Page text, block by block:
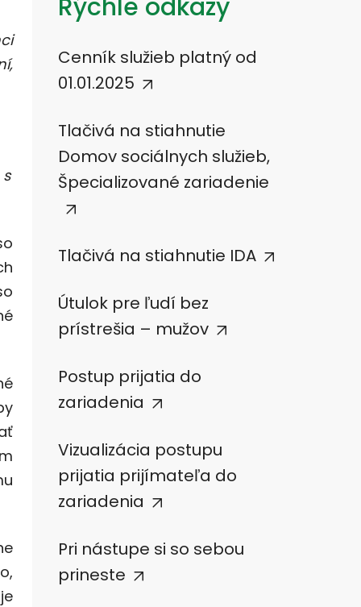
Rýchle odkazy
Cenník služieb platný od
01.01.2025
Tlačivá na stiahnutie
Domov sociálnych služieb,
Špecializované zariadenie
Tlačivá na stiahnutie IDA
Útulok pre ľudí bez
prístrešia – mužov
Postup prijatia do
zariadenia
Vizualizácia postupu
prijatia prijímateľa do
zariadenia
Pri nástupe si so sebou
prineste